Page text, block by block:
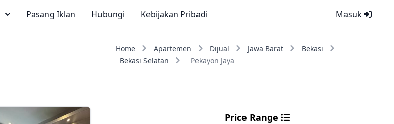
Masuk
Pasang Iklan Hubungi Kebijakan Pribadi
Home Apartemen Dijual Jawa Barat
Bekasi
Bekasi Selatan
Pekayon Jaya
Price Range